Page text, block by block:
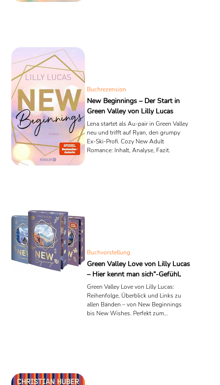
Buchrezension
New Beginnings – Der Start in
Green Valley von Lilly Lucas
Lena startet als Au-pair in Green Valley
neu und trifft auf Ryan, den grumpy
Ex-Ski-Profi. Cozy New Adult
Romance: Inhalt, Analyse, Fazit.
Buchvorstellung
Green Valley Love von Lilly Lucas
– Hier kennt man sich“-Gefühl,
Green Valley Love von Lilly Lucas:
Reihenfolge, Überblick und Links zu
allen Bänden – von New Beginnings
bis New Wishes. Perfekt zum